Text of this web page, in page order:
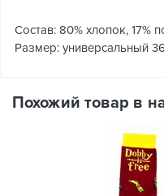
Состав: 80% хлопок, 17%
Размер: универсальный
Похожий товар в